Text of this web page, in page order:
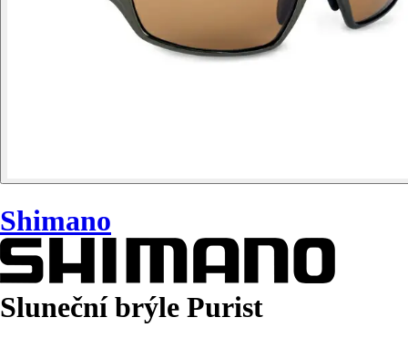
Shimano
Sluneční brýle Purist